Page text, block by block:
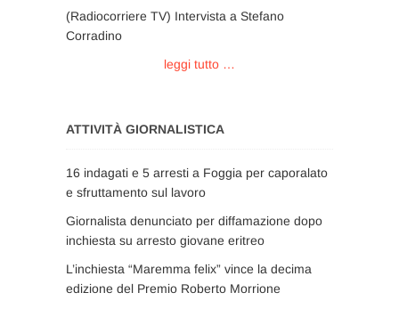
(Radiocorriere TV) Intervista a Stefano
Corradino
leggi tutto …
ATTIVITÀ GIORNALISTICA
16 indagati e 5 arresti a Foggia per caporalato
e sfruttamento sul lavoro
Giornalista denunciato per diffamazione dopo
inchiesta su arresto giovane eritreo
L’inchiesta “Maremma felix” vince la decima
edizione del Premio Roberto Morrione